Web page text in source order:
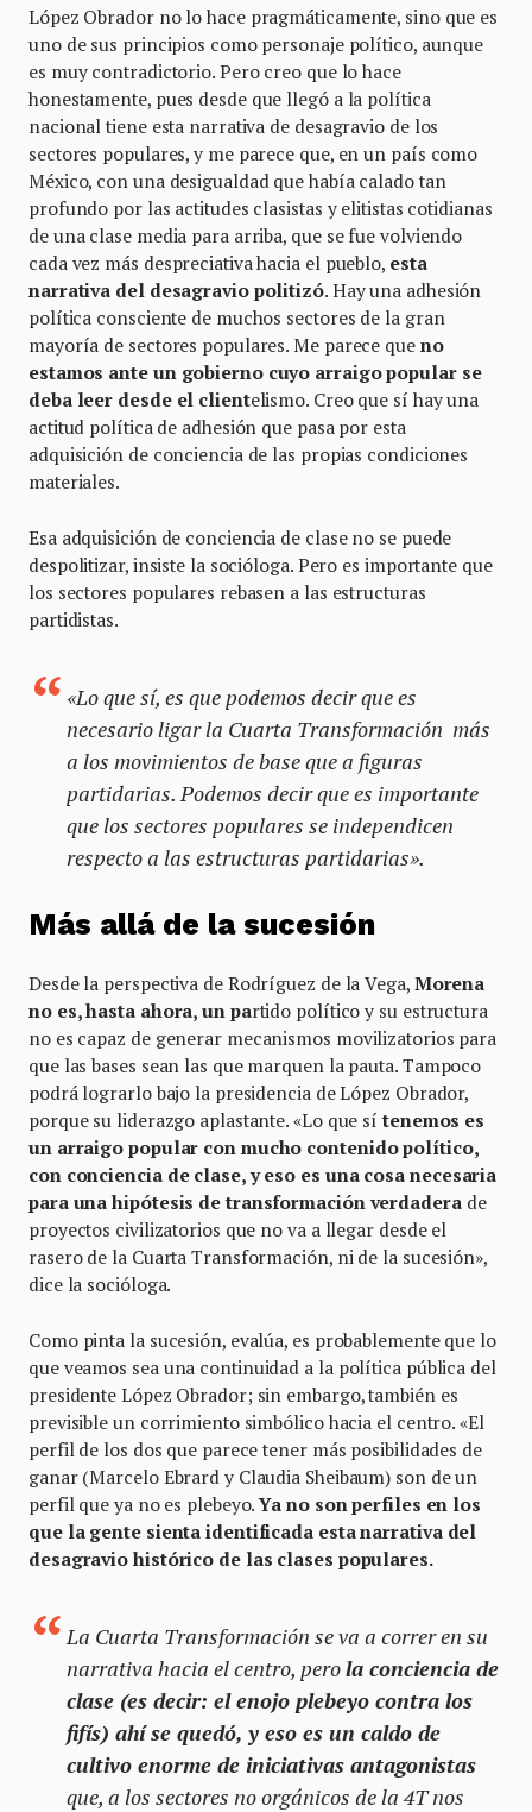
López Obrador no lo hace pragmáticamente, sino que es
uno de sus principios como personaje político, aunque
es muy contradictorio. Pero creo que lo hace
honestamente, pues desde que llegó a la política
nacional tiene esta narrativa de desagravio de los
sectores populares, y me parece que, en un país como
México, con una desigualdad que había calado tan
profundo por las actitudes clasistas y elitistas cotidianas
de una clase media para arriba, que se fue volviendo
cada vez más despreciativa hacia el pueblo, esta
narrativa del desagravio politizó. Hay una adhesión
política consciente de muchos sectores de la gran
mayoría de sectores populares. Me parece que no
estamos ante un gobierno cuyo arraigo popular se
deba leer desde el clientelismo. Creo que sí hay una
actitud política de adhesión que pasa por esta
adquisición de conciencia de las propias condiciones
materiales.
Esa adquisición de conciencia de clase no se puede
despolitizar, insiste la socióloga. Pero es importante que
los sectores populares rebasen a las estructuras
partidistas.
«Lo que sí, es que podemos decir que es
necesario ligar la Cuarta Transformación más
a los movimientos de base que a figuras
partidarias. Podemos decir que es importante
que los sectores populares se independicen
respecto a las estructuras partidarias».
Más allá de la sucesión
Desde la perspectiva de Rodríguez de la Vega, Morena
no es, hasta ahora, un partido político y su estructura
no es capaz de generar mecanismos movilizatorios para
que las bases sean las que marquen la pauta. Tampoco
podrá lograrlo bajo la presidencia de López Obrador,
porque su liderazgo aplastante. «Lo que sítenemos es
un arraigo popular con mucho contenido político,
con conciencia de clase, y eso es una cosa necesaria
para una hipótesis de transformación verdadera de
proyectos civilizatorios que no va a llegar desde el
rasero de la Cuarta Transformación, ni de la sucesión»,
dice la socióloga.
Como pinta la sucesión, evalúa, es probablemente que lo
que veamos sea una continuidad a la política pública del
presidente López Obrador; sin embargo, también es
previsible un corrimiento simbólico hacia el centro. «El
perfil de los dos que parece tener más posibilidades de
ganar (Marcelo Ebrard y Claudia Sheibaum) son de un
perfil que ya no es plebeyo.Ya no son perfiles en los
que la gente sienta identificada esta narrativa del
desagravio histórico de las clases populares.
La Cuarta Transformación se va a correr en su
narrativa hacia el centro, perola conciencia de
clase (es decir: el enojo plebeyo contra los
fifís) ahí se quedó, y eso es un caldo de
cultivo enorme de iniciativas antagonistas
que, a los sectores no orgánicos de la 4T nos